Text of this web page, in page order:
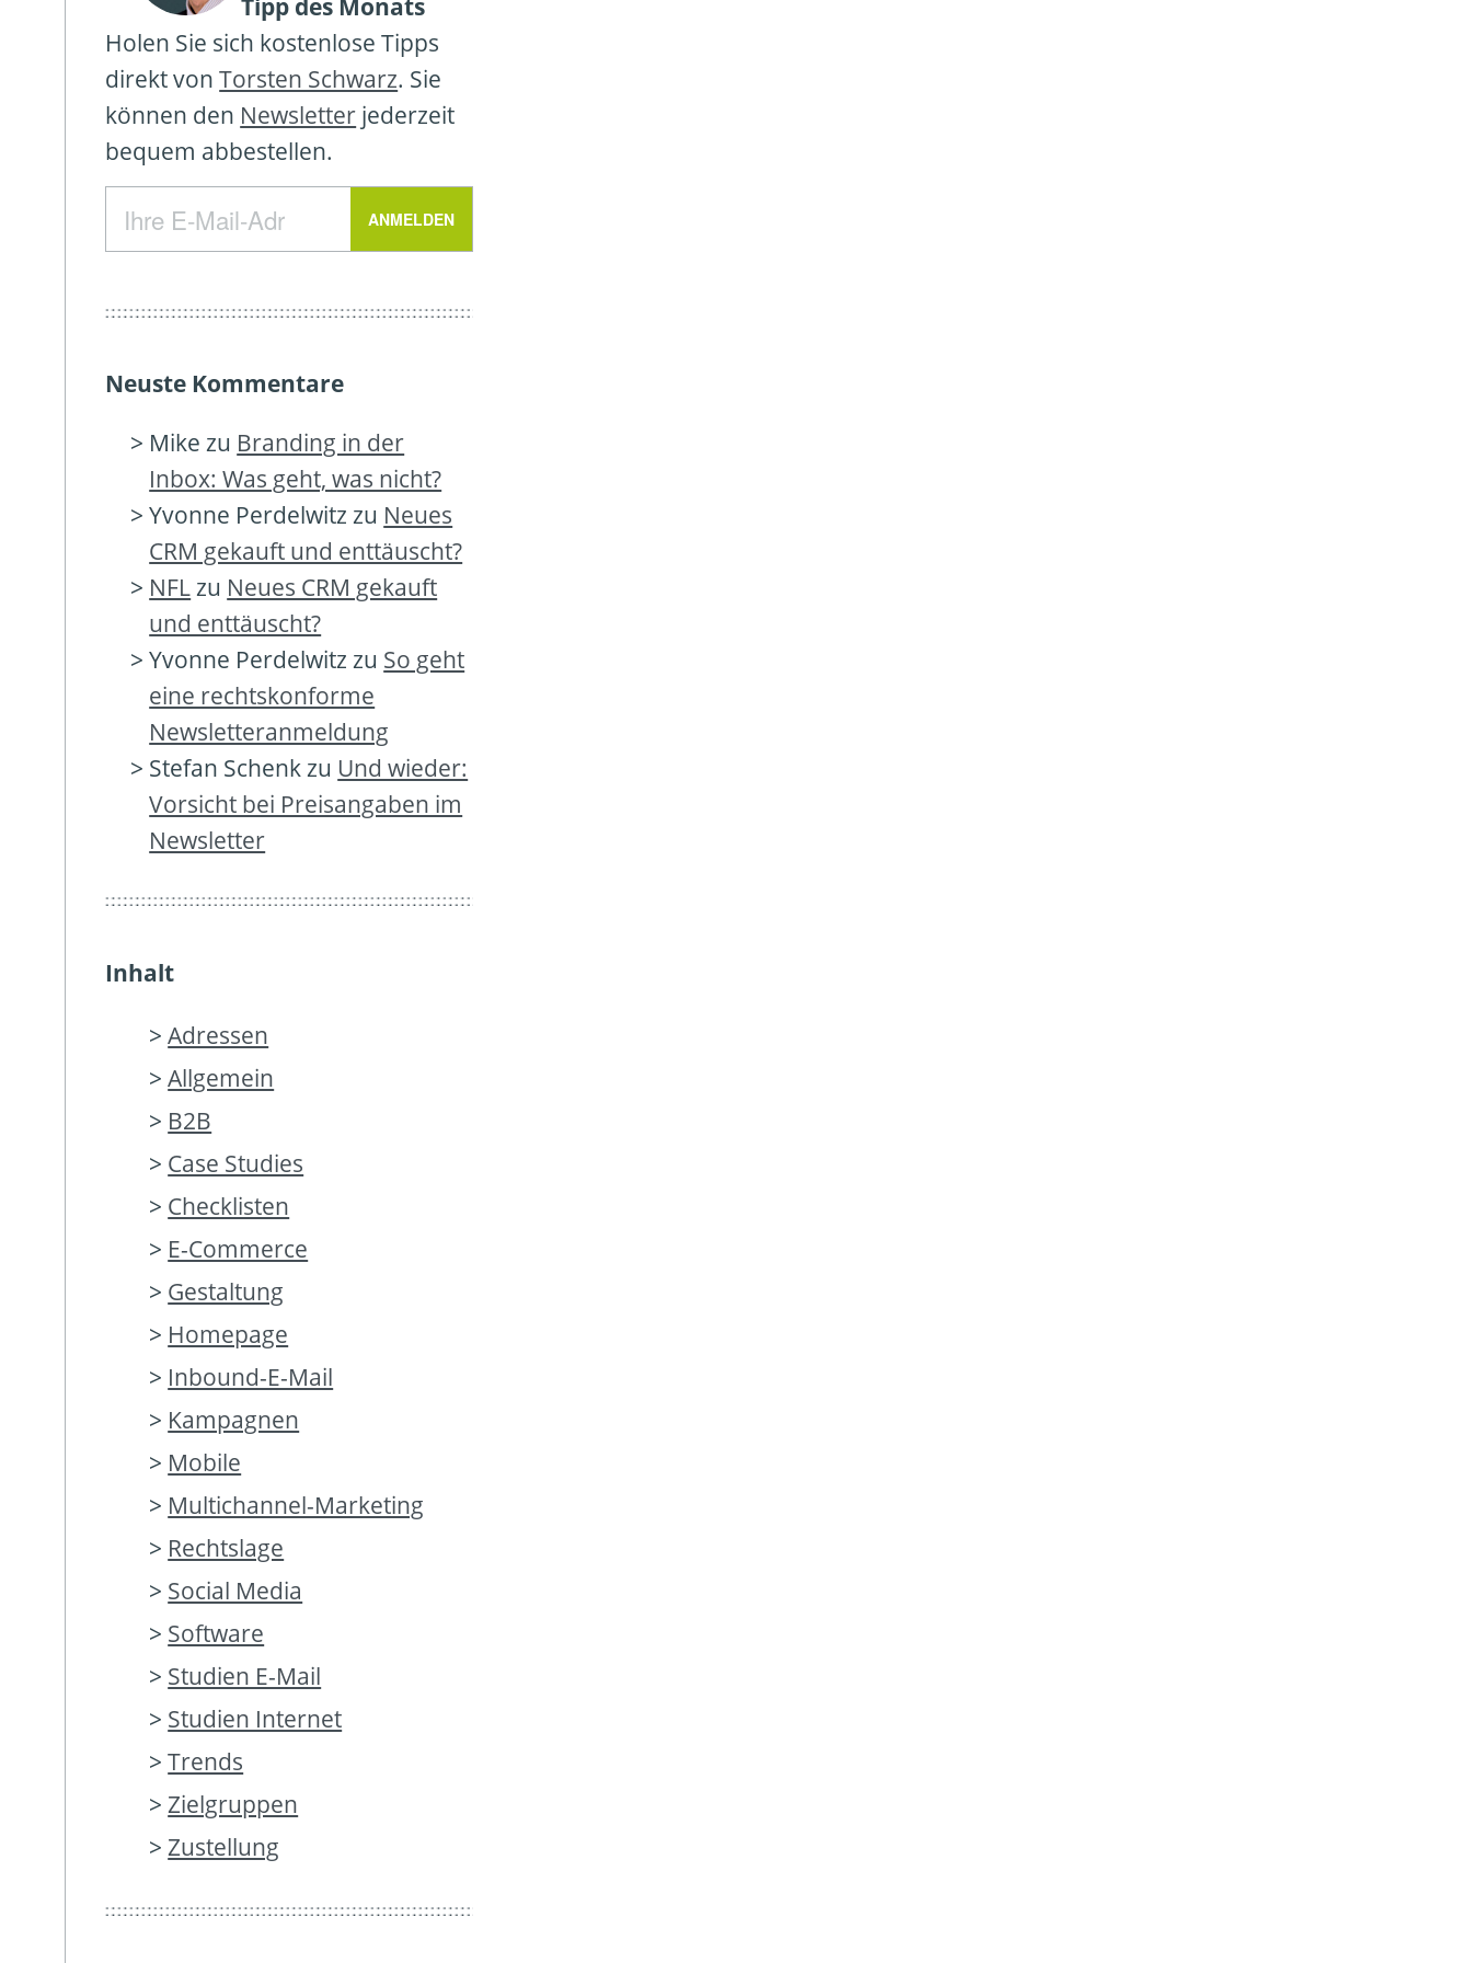
Tipp des Monats
Holen Sie sich kostenlose Tipps
direkt vonTorsten Schwarz. Sie
können den Newsletter jederzeit
bequem abbestellen.
Neuste Kommentare
Mike zu Branding in der
Inbox: Was geht, was nicht?
Yvonne Perdelwitz zu Neues
CRM gekauft und enttäuscht?
NFLzu Neues CRM gekauft
und enttäuscht?
Yvonne Perdelwitz zu So geht
eine rechtskonforme
Newsletteranmeldung
Stefan Schenkzu Und wieder:
Vorsicht bei Preisangaben im
Newsletter
Inhalt
Adressen
Allgemein
B2B
Case Studies
Checklisten
E-Commerce
Gestaltung
Homepage
Inbound-E-Mail
Kampagnen
Mobile
Multichannel-Marketing
Rechtslage
Social Media
Software
Studien E-Mail
Studien Internet
Trends
Zielgruppen
Zustellung